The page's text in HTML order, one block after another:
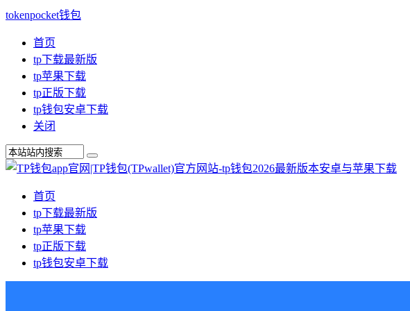
tokenpocket钱包
首页
tp下载最新版
tp苹果下载
tp正版下载
tp钱包安卓下载
关闭
首页
tp下载最新版
tp苹果下载
tp正版下载
tp钱包安卓下载